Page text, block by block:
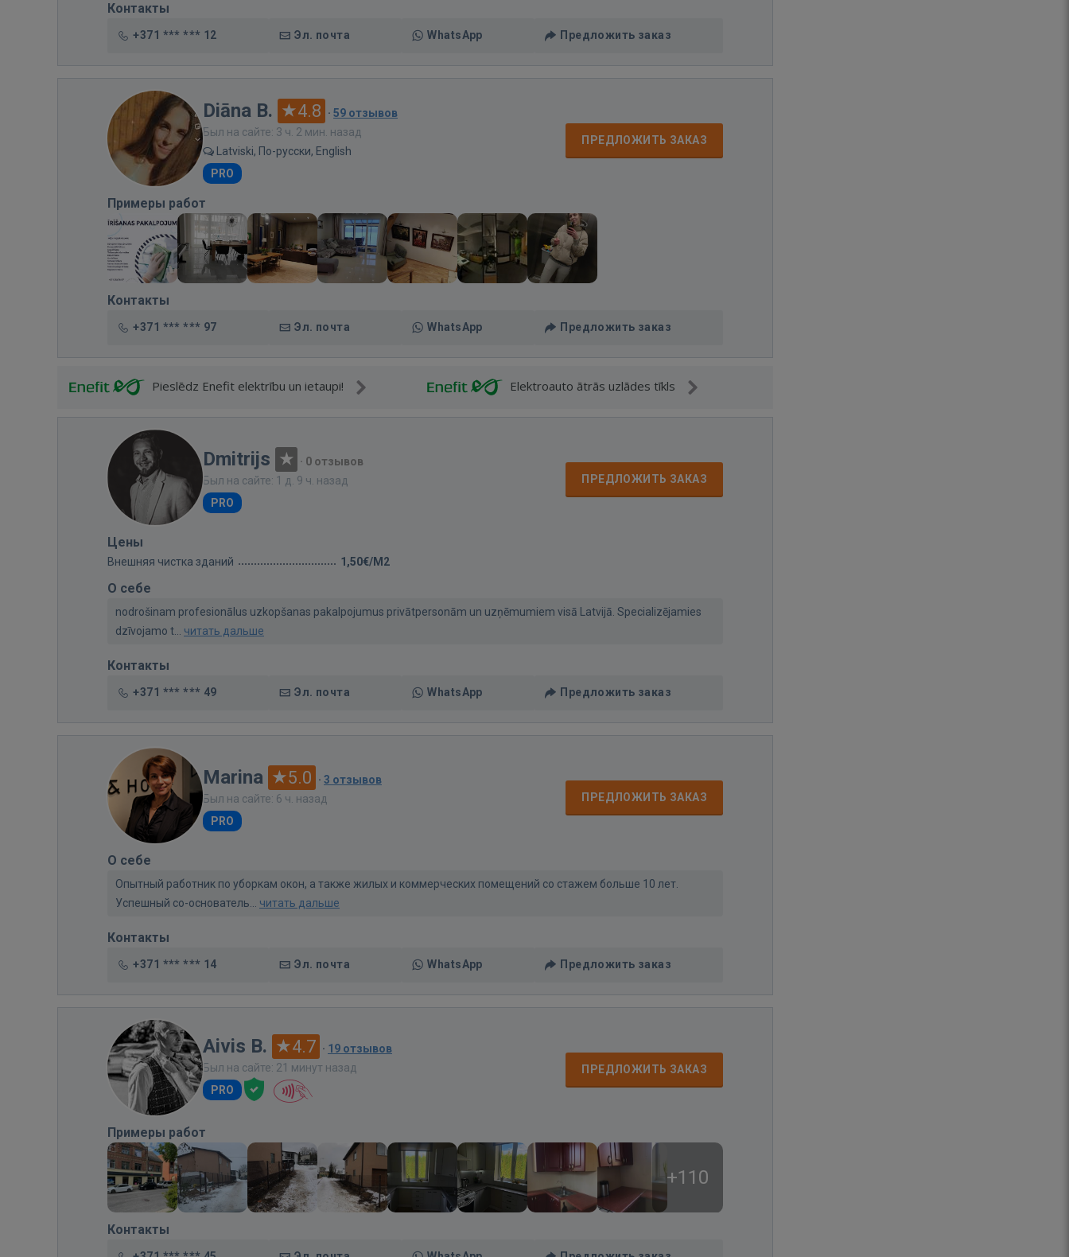
Контакты
+371 *** *** 12 Эл. почта WhatsApp Предложить заказ
Diāna B. 4.8 · 59 отзывов
Был на сайте: 3 ч. 2 мин. назад
Latviski, По-русски, English
PRO
ПРЕДЛОЖИТЬ ЗАКАЗ
Примеры работ
Контакты
+371 *** *** 97 Эл. почта WhatsApp Предложить заказ
Pieslēdz Enefit elektrību un ietaupi! Elektroauto ātrās uzlādes tīkls
Dmitrijs · 0 отзывов
Был на сайте: 1 д. 9 ч. назад
PRO
ПРЕДЛОЖИТЬ ЗАКАЗ
Цены
Внешняя чистка зданий 1,50€/M2
О себе
nodrošinam profesionālus uzkopšanas pakalpojumus privātpersonām un uzņēmumiem visā Latvijā. Specializējamies
dzīvojamo t... читать дальше
Контакты
+371 *** *** 49 Эл. почта WhatsApp Предложить заказ
Marina 5.0 · 3 отзывов
Был на сайте: 6 ч. назад
PRO
ПРЕДЛОЖИТЬ ЗАКАЗ
О себе
Опытный работник по уборкам окон, а также жилых и коммерческих помещений со стажем больше 10 лет.
Успешный со-основатель... читать дальше
Контакты
+371 *** *** 14 Эл. почта WhatsApp Предложить заказ
Aivis B. 4.7 · 19 отзывов
Был на сайте: 21 минут назад
PRO
ПРЕДЛОЖИТЬ ЗАКАЗ
Примеры работ
+110
Контакты